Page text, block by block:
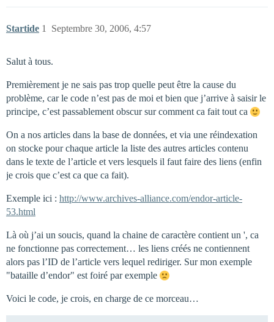
Startide Septembre 30, 2006, 4:57
1
Salut à tous.
Premièrement je ne sais pas trop quelle peut être la cause du
problème, car le code n’est pas de moi et bien que j’arrive à saisir le
principe, c’est passablement obscur sur comment ca fait tout ca
On a nos articles dans la base de données, et via une réindexation
on stocke pour chaque article la liste des autres articles contenu
dans le texte de l’article et vers lesquels il faut faire des liens (enfin
je crois que c’est ca que ca fait).
Exemple ici : http://www.archives-alliance.com/endor-article-
53.html
Là où j’ai un soucis, quand la chaine de caractère contient un ', ca
ne fonctionne pas correctement… les liens créés ne contiennent
alors pas l’ID de l’article vers lequel rediriger. Sur mon exemple
"bataille d’endor" est foiré par exemple
Voici le code, je crois, en charge de ce morceau…